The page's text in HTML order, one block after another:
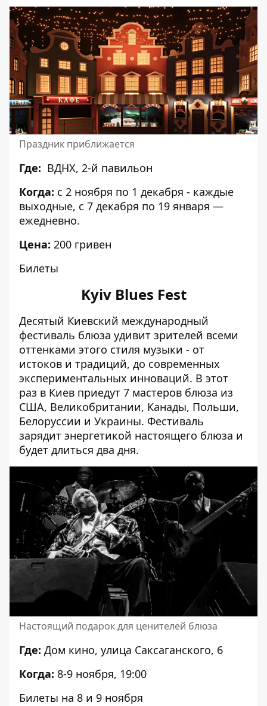
Праздник приближается
Где: ВДНХ, 2-й павильон
Когда: с 2 ноября по 1 декабря - каждые
выходные, с 7 декабря по 19 января —
ежедневно.
Цена: 200 гривен
Билеты
Kyiv Blues Fest
Десятый Киевский международный
фестиваль блюза удивит зрителей всеми
оттенками этого стиля музыки - от
истоков и традиций, до современных
экспериментальных инноваций. В этот
раз в Киев приедут 7 мастеров блюза из
США, Великобритании, Канады, Польши,
Белоруссии и Украины. Фестиваль
зарядит энергетикой настоящего блюза и
будет длиться два дня.
Настоящий подарок для ценителей блюза
Где: Дом кино, улица Саксаганского, 6
Когда: 8-9 ноября, 19:00
Билеты на 8 и 9 ноября